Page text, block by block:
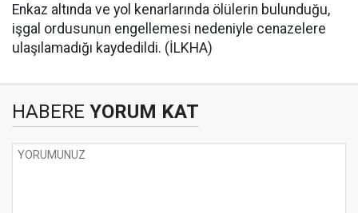
Enkaz altında ve yol kenarlarında ölülerin bulunduğu,
işgal ordusunun engellemesi nedeniyle cenazelere
ulaşılamadığı kaydedildi. (İLKHA)
HABERE YORUM KAT